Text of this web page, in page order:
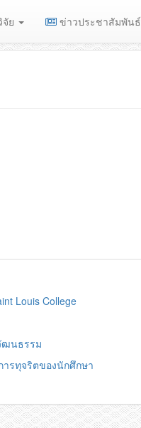
ย ข่าวประชาสัมพันธ์
Louis College
ฒนธรรม
รทุจริตของนักศึกษา